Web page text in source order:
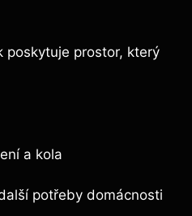
poskytuje prostor, který
a kola
potřeby domácnosti